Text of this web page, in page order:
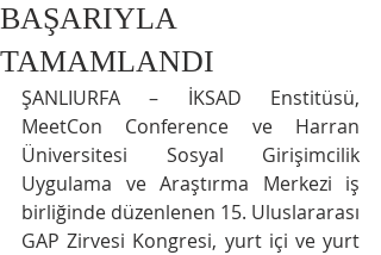
BAŞARIYLA
TAMAMLANDI
ŞANLIURFA – İKSAD Enstitüsü,
MeetCon Conference ve Harran
Üniversitesi Sosyal Girişimcilik
Uygulama ve Araştırma Merkezi iş
birliğinde düzenlenen 15. Uluslararası
GAP Zirvesi Kongresi, yurt içi ve yurt